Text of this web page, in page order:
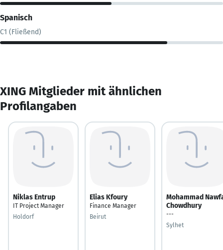
Spanisch
C1 (Fließend)
XING Mitglieder mit ähnlichen
Profilangaben
Niklas Entrup
IT Project Manager
Holdorf
Elias Kfoury
Finance Manager
Beirut
Mohammad
Chowdhury
---
Sylhet